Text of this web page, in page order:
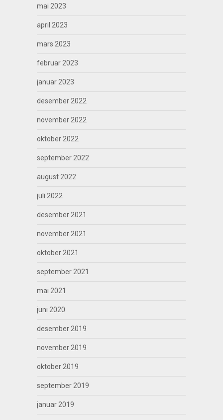
mai 2023
april 2023
mars 2023
februar 2023
januar 2023
desember 2022
november 2022
oktober 2022
september 2022
august 2022
juli 2022
desember 2021
november 2021
oktober 2021
september 2021
mai 2021
juni 2020
desember 2019
november 2019
oktober 2019
september 2019
januar 2019